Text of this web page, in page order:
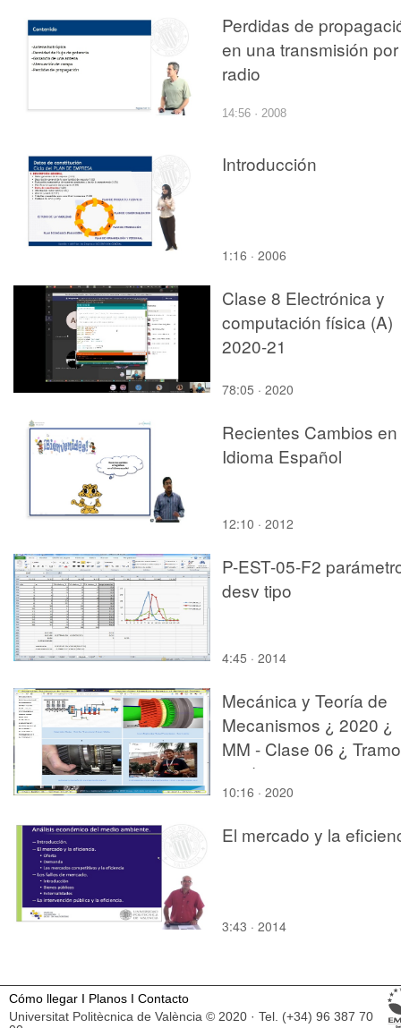
ULTRASONIDOS
Perdidas de
en una transmisión por
radio
14:56 · 2008
Introducción
1:16 · 2006
Clase 8 Electrónica y
computación física (A)
2020-21
78:05 · 2020
Recientes Cambios
Idioma Español
12:10 · 2012
P-EST-05-F2
desv tipo
4:45 · 2014
Mecánica y Teoría de
Mecanismos ¿ 2020 ¿
MM - Clase 06 ¿ Tramo
03 de 11
10:16 · 2020
El mercado y la
3:43 · 2014
Cómo llegar I Planos I Contacto
Universitat Politècnica de València © 2020 · Tel. (+34) 96 387 70